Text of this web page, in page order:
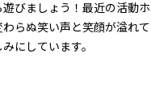
びましょう！最近の活動
らぬ笑い声と笑顔が溢れ
にしています。